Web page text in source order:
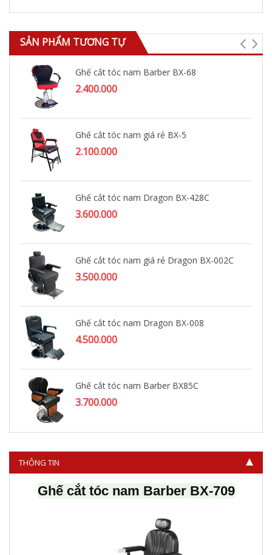
SẢN PHẨM TƯƠNG TỰ
Ghế cắt tóc nam Barber BX-68
2.400.000
Ghế cắt tóc nam giá rẻ BX-5
2.100.000
Ghế cắt tóc nam Dragon BX-428C
3.600.000
Ghế cắt tóc nam giá rẻ Dragon BX-002C
3.500.000
Ghế cắt tóc nam Dragon BX-008
4.500.000
Ghế cắt tóc nam Barber BX85C
3.700.000
THÔNG TIN
Ghế cắt tóc nam Barber BX-709